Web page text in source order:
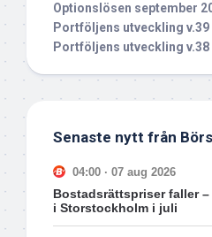
Optionslösen september
Portföljens utveckling v.39
Portföljens utveckling v.38
Senaste nytt från
04:00 · 07 aug 2026
Bostadsrättspriser faller
i Storstockholm i juli